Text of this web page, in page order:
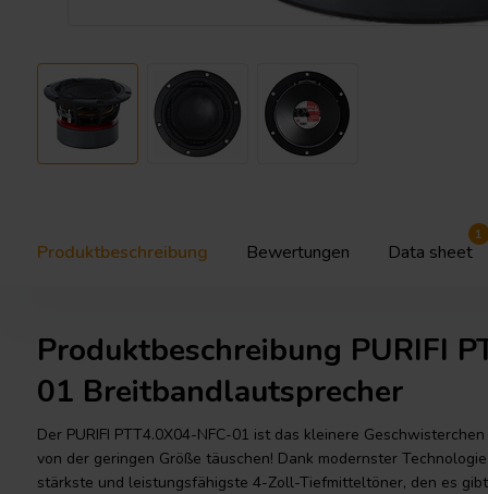
Produktbeschreibung Bewertungen Data sheet
1
Produktbeschreibung PURIFI
01 Breitbandlautsprecher
Der PURIFI PTT4.0X04-NFC-01 ist das kleinere
von der geringen Größe täuschen! Dank modernster
stärkste und leistungsfähigste 4-Zoll-Tiefmitteltöner, den es